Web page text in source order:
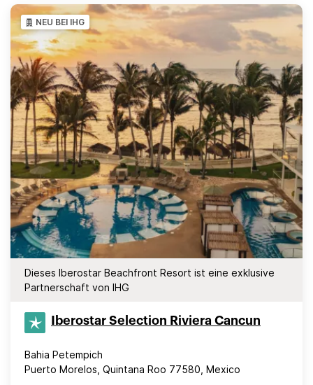
NEU BEI IHG
Dieses Iberostar Beachfront Resort ist eine exklusive
Partnerschaft von IHG
Iberostar Selection​ Riviera Cancun
Bahia Petempich
Puerto Morelos, Quintana Roo 77580, Mexico